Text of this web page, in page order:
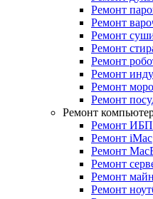
Ремонт
Ремонт
Ремонт
Ремонт
Ремонт
Ремонт
Ремонт
Ремонт
Ремонт
Ремонт ИБП
Ремонт iMac
Ремонт
Ремонт
Ремонт
Ремонт